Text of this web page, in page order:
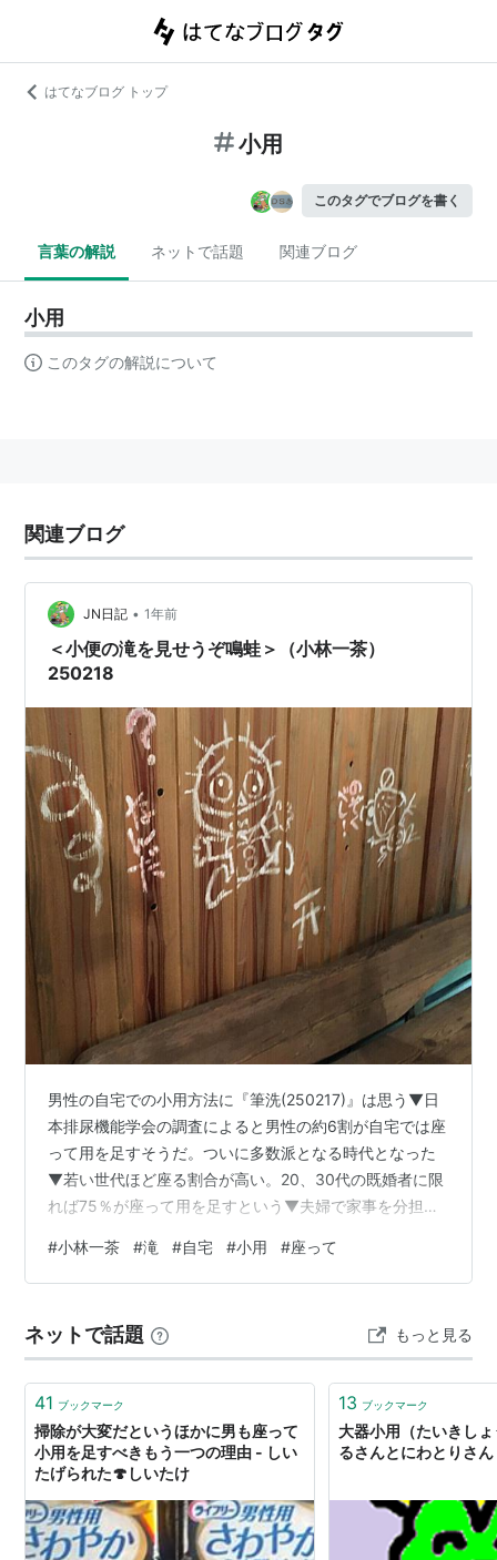
はてなブログ トップ
小用
このタグでブログを書く
言葉の解説 ネットで話題 関連ブログ
小用
このタグの解説について
関連ブログ
JN日記 • 1年前
＜小便の滝を見せうぞ鳴蛙＞（小林一茶）
250218
男性の自宅での小用方法に『筆洗(250217)』は思う▼日
本排尿機能学会の調査によると男性の約6割が自宅では座
って用を足すそうだ。ついに多数派となる時代となった
▼若い世代ほど座る割合が高い。20、30代の既婚者に限
れば75％が座って用を足すという▼夫婦で家事を分担す
で掃除しなければならない事情もあるだろう。コロナ禍
を経て、衛生意識が向上したことも背景か▼欧州でのあ
ンマーク44％。英国はどういうわけか低くて25％。自宅
に限った調査ではないので単純に比較はできないが、日
本の6割は高い数字かもしれ…
#小林一茶 #滝 #自宅 #小用 #座って
ネットで話題 もっと見る
41 ブックマーク
掃除が大変だというほかに男も座って
小用を足すべきもう一つの理由 - しい
たげられた🍄しいたけ
13 ブックマーク
大器小用（たいきし
るさんとにわとりさ